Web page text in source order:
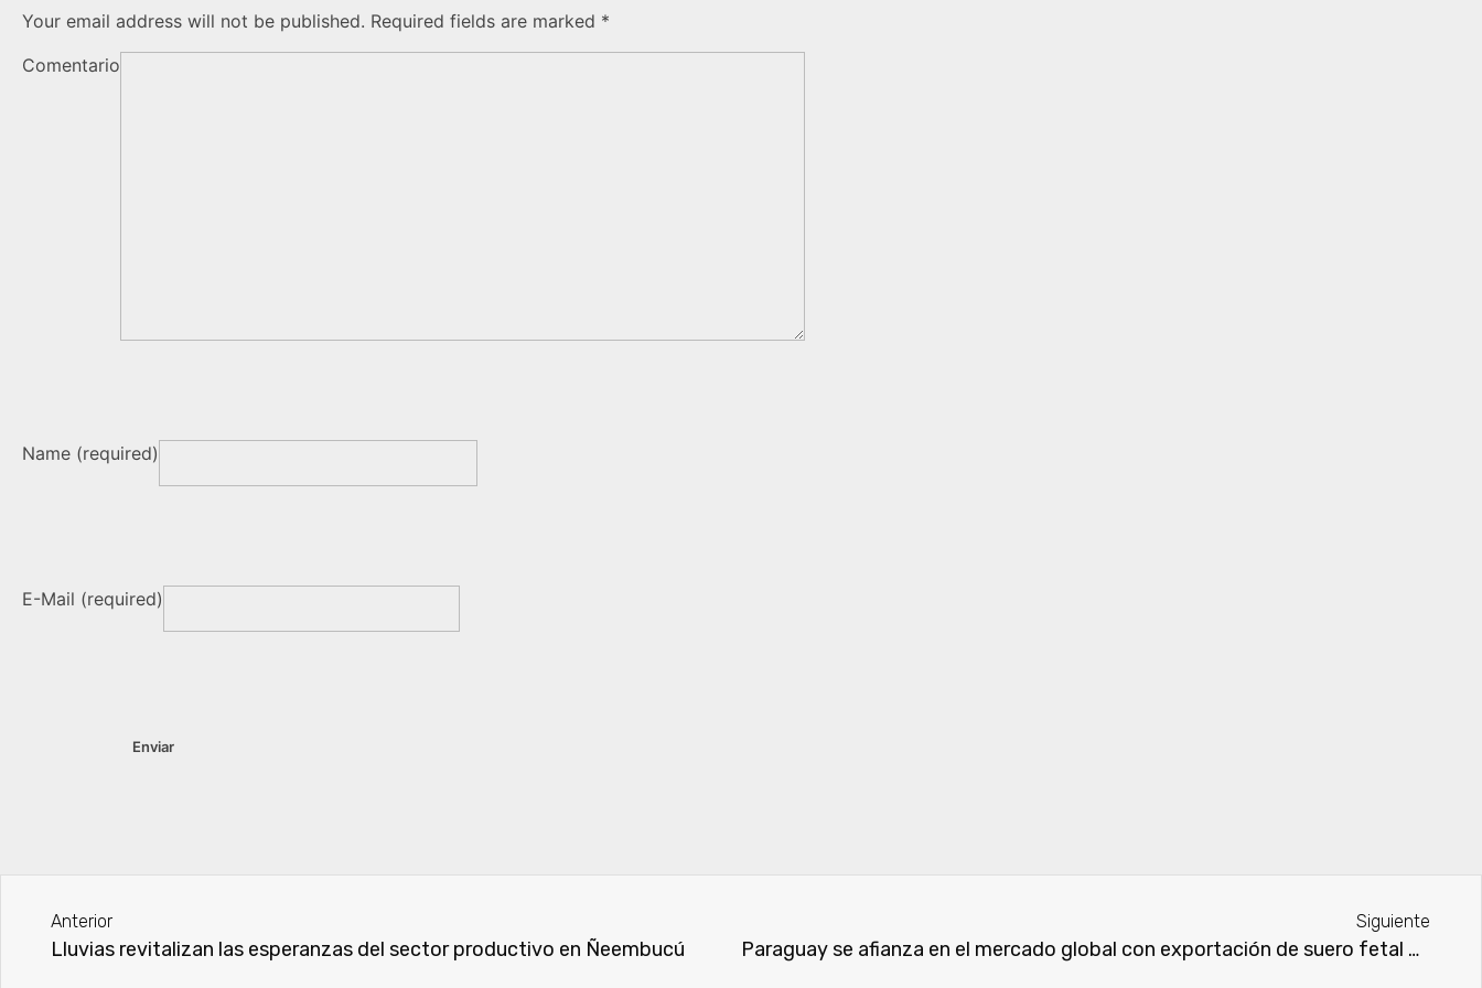
Your email address will not be published. Required fields are marked *
Name (required)
E-Mail (required)
Comentario
Anterior
Lluvias revitalizan las esperanzas del sector productivo en Ñeembucú
Siguiente
Paraguay se afianza en el mercado global con exportación de suero fetal bovino